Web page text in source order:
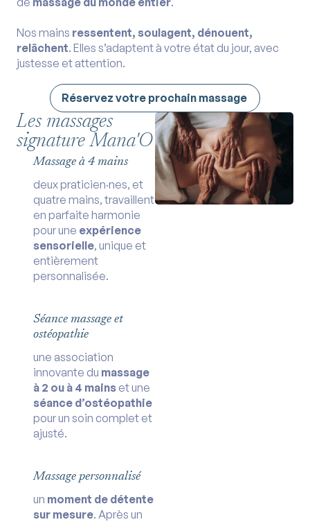
Nos mains ressentent, soulagent, dénouent,
relâchent. Elles s’adaptent à votre état du jour, avec
justesse et attention.
Réservez votre prochain massage
Les massages
signature Mana'O
Massage à 4 mains
deux praticien·nes, et
quatre mains, travaillent
en parfaite harmonie
pour une expérience
sensorielle, unique et
entièrement
personnalisée.
Séance massage et
ostéopathie
une association
innovante du massage
à 2 ou à 4 mains et une
séance d’ostéopathie
pour un soin complet et
ajusté.
Massage personnalisé
un moment de détente
sur mesure. Après un